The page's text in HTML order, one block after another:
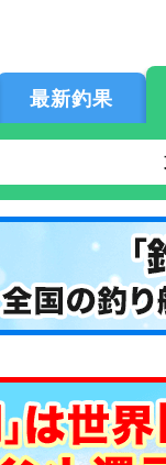
最新釣果